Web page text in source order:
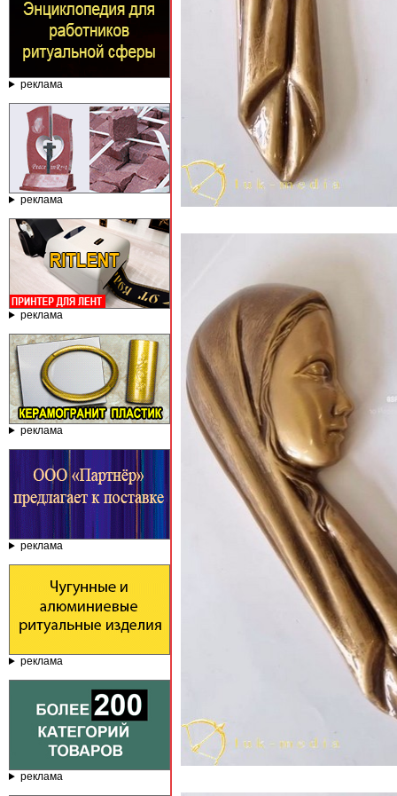
реклама
реклама
реклама
реклама
реклама
реклама
реклама